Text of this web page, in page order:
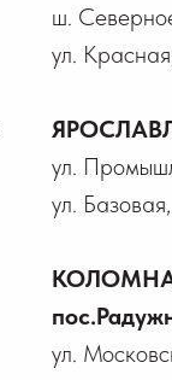
ш.
ул.
ул.
ул.
ул.